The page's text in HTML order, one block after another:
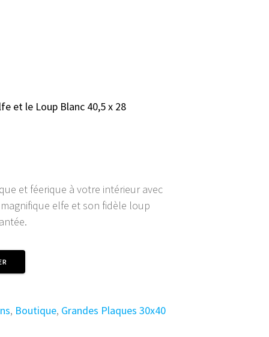
et le Loup Blanc 40,5 x 28
et féerique à votre intérieur avec
elfe et son fidèle loup
, Boutique, Grandes Plaques 30x40